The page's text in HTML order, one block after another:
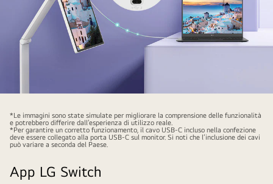
laptop
connected
*Le immagini sono state simulate per migliorare la comprensione delle funzionalità
e potrebbero differire dall’esperienza di utilizzo reale.
*Per garantire un corretto funzionamento, il cavo USB-C incluso nella confezione
deve essere collegato alla porta USB-C sul monitor. Si noti che l’inclusione dei cavi
può variare a seconda del Paese.
App LG Switch